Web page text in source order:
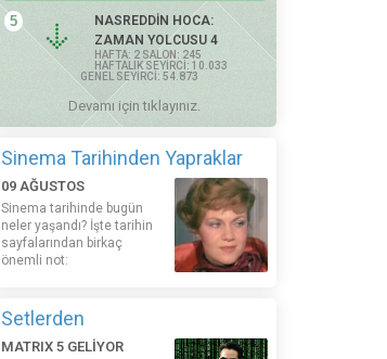
5
NASREDDİN HOCA:
ZAMAN YOLCUSU 4
HAFTA: 2 SALON: 245
HAFTALIK SEYİRCİ: 10.033
GENEL SEYİRCİ: 54.873
Devamı için tıklayınız.
Sinema Tarihinden Yapraklar
09 AĞUSTOS
Sinema tarihinde bugün
neler yaşandı? İşte tarihin
sayfalarından birkaç
önemli not:
Setlerden
MATRIX 5 GELİYOR